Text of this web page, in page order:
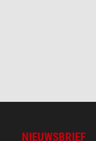
NIEUWSBRIEF